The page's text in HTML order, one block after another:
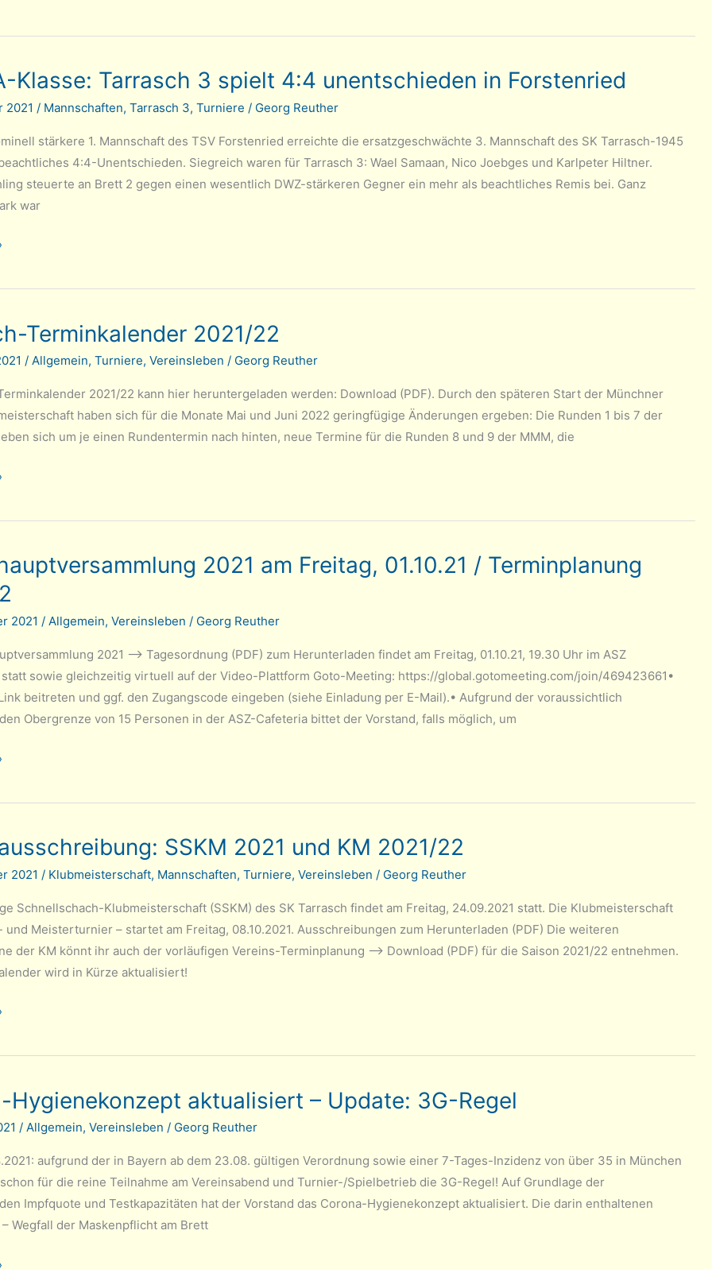
Klasse: Tarrasch 3 spielt 4:4 unentschieden in Forstenried
2021 / Mannschaften, Tarrasch 3, Turniere / Georg Reuther
stärkere 1. Mannschaft des TSV Forstenried erreichte die ersatzgeschwächte 3. Mannschaft des SK Tarrasch-1945
4:4-Unentschieden. Siegreich waren für Tarrasch 3: Wael Samaan, Nico Joebges und Karlpeter Hiltner.
steuerte an Brett 2 gegen einen wesentlich DWZ-stärkeren Gegner ein mehr als beachtliches Remis bei. Ganz
war
Terminkalender 2021/22
/ Allgemein, Turniere, Vereinsleben / Georg Reuther
2021/22 kann hier heruntergeladen werden: Download (PDF). Durch den späteren Start der Münchner
haben sich für die Monate Mai und Juni 2022 geringfügige Änderungen ergeben: Die Runden 1 bis 7 der
sich um je einen Rundentermin nach hinten, neue Termine für die Runden 8 und 9 der MMM, die
2021 am Freitag, 01.10.21 / Terminplanung
2021 / Allgemein, Vereinsleben / Georg Reuther
2021 –> Tagesordnung (PDF) zum Herunterladen findet am Freitag, 01.10.21, 19.30 Uhr im ASZ
sowie gleichzeitig virtuell auf der Video-Plattform Goto-Meeting: https://global.gotomeeting.com/join/469423661•
beitreten und ggf. den Zugangscode eingeben (siehe Einladung per E-Mail).• Aufgrund der voraussichtlich
Obergrenze von 15 Personen in der ASZ-Cafeteria bittet der Vorstand, falls möglich, um
SSKM 2021 und KM 2021/22
2021 / Klubmeisterschaft, Mannschaften, Turniere, Vereinsleben / Georg Reuther
Schnellschach-Klubmeisterschaft (SSKM) des SK Tarrasch findet am Freitag, 24.09.2021 statt. Die Klubmeisterschaft
und Meisterturnier – startet am Freitag, 08.10.2021. Ausschreibungen zum Herunterladen (PDF) Die weiteren
der KM könnt ihr auch der vorläufigen Vereins-Terminplanung –> Download (PDF) für die Saison 2021/22 entnehmen.
wird in Kürze aktualisiert!
Hygienekonzept aktualisiert – Update: 3G-Regel
/ Allgemein, Vereinsleben / Georg Reuther
aufgrund der in Bayern ab dem 23.08. gültigen Verordnung sowie einer 7-Tages-Inzidenz von über 35 in München
für die reine Teilnahme am Vereinsabend und Turnier-/Spielbetrieb die 3G-Regel! Auf Grundlage der
Impfquote und Testkapazitäten hat der Vorstand das Corona-Hygienekonzept aktualisiert. Die darin enthaltenen
Wegfall der Maskenpflicht am Brett